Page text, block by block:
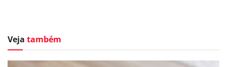
Veja também